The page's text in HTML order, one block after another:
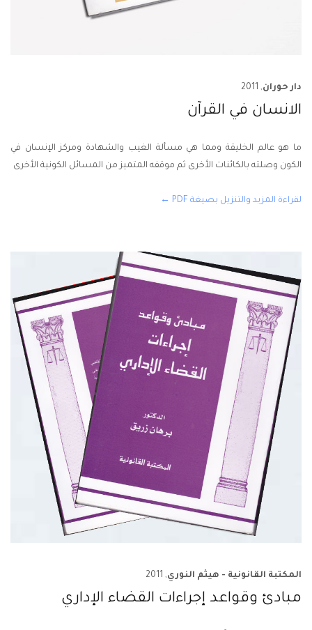
دار حوران, 2011
الانسان في القرآن
ما هو عالم الخليقة ومما هي مسألة الغيب والشهادة ومركز الإنسان في
الكون وصلته بالكائنات الأخرى ثم موقفه المتميز من المسائل الكونية الأخرى
لقراءة المزيد والتنزيل بصيغة PDF ←
المكتبة القانونية - هيثم النوري, 2011
مبادئ وقواعد إجراءات القضاء الإداري